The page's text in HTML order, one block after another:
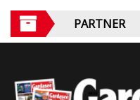
PARTNER